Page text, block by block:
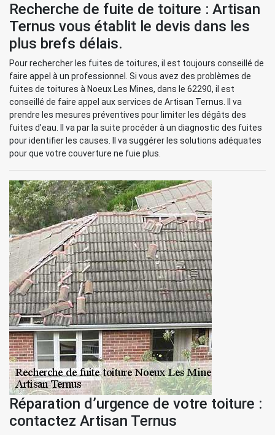
Recherche de fuite de toiture : Artisan
Ternus vous établit le devis dans les
plus brefs délais.
Pour rechercher les fuites de toitures, il est toujours conseillé de
faire appel à un professionnel. Si vous avez des problèmes de
fuites de toitures à Noeux Les Mines, dans le 62290, il est
conseillé de faire appel aux services de Artisan Ternus. Il va
prendre les mesures préventives pour limiter les dégâts des
fuites d’eau. Il va par la suite procéder à un diagnostic des fuites
pour identifier les causes. Il va suggérer les solutions adéquates
pour que votre couverture ne fuie plus.
Réparation d’urgence de votre toiture :
contactez Artisan Ternus